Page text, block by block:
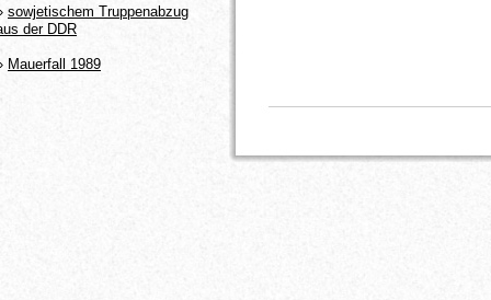
sowjetischem Truppenabzug
der DDR
Mauerfall 1989